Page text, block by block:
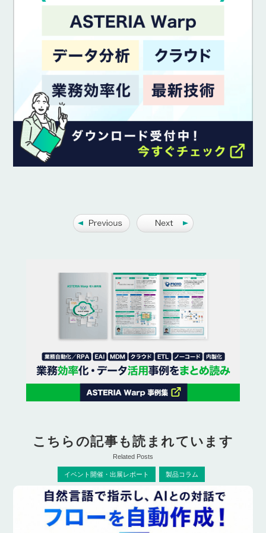
こちらの記事も読まれています
Related Posts
イベント開催・出展レポート 製品コラム